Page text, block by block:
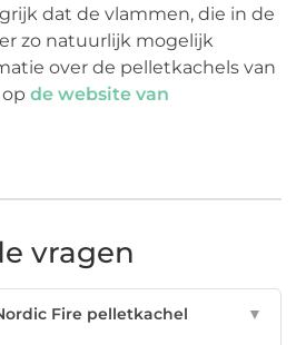
dat de vlammen, die in de
zo natuurlijk mogelijk
over de pelletkachels van
opde website van
vragen
Fire pelletkachel
▼